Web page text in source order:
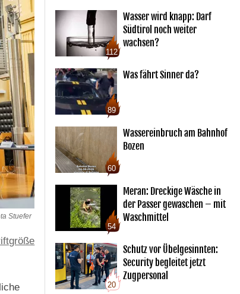
Stuefer
112
Wasser wird knapp: Darf
Südtirol noch weiter
wachsen?
89
Was fährt Sinner da?
60
Wassereinbruch am Bahnhof
Bozen
54
Meran: Dreckige Wäsche in
der Passer gewaschen – mit
Waschmittel
20
Schutz vor Übelgesinnten:
Security begleitet jetzt
Zugpersonal